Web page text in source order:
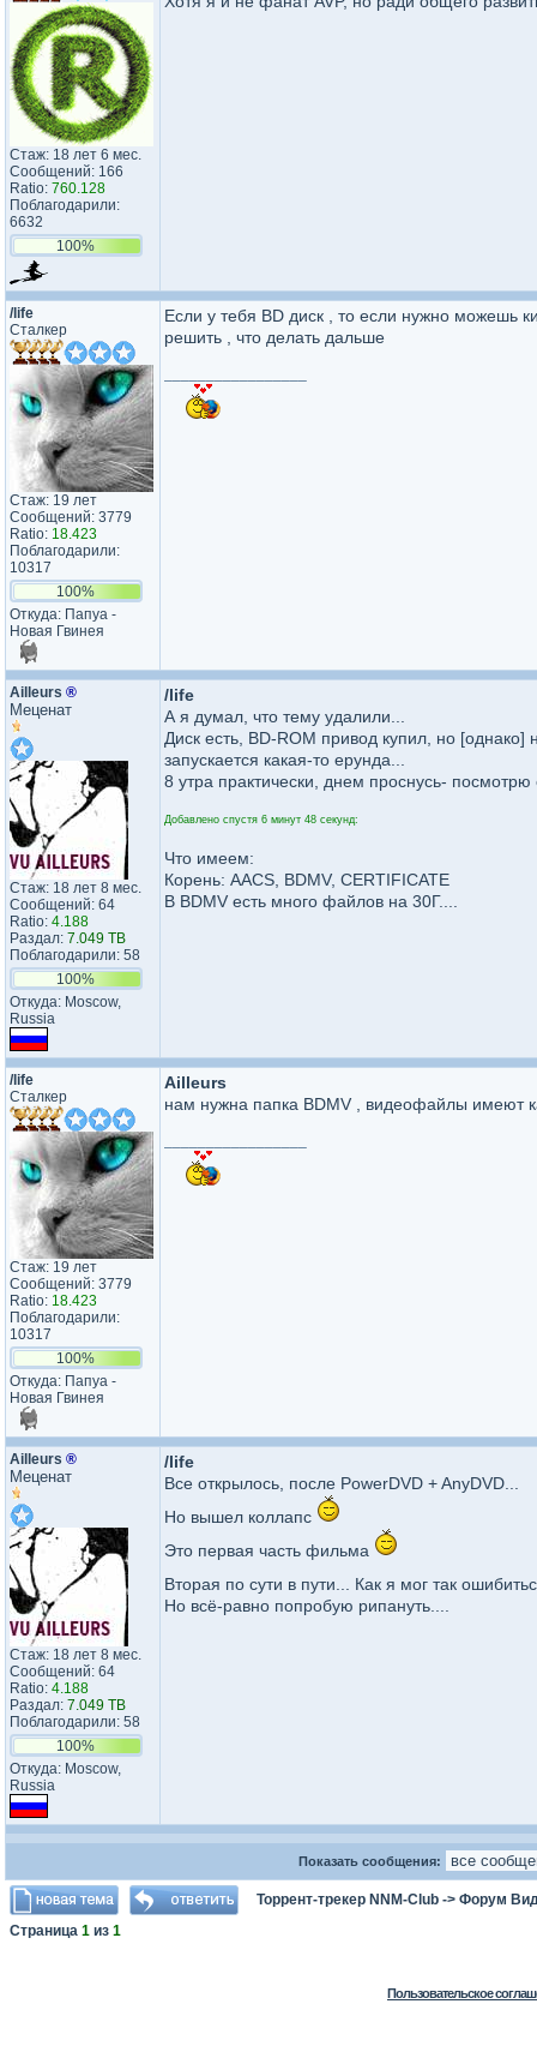
Стаж: 18 лет 6 мес.
Сообщений: 166
Ratio: 760.128
Поблагодарили:
6632
100%
/life
Сталкер
Стаж: 19 лет
Сообщений: 3779
Ratio: 18.423
Поблагодарили:
10317
100%
Откуда: Папуа -
Новая Гвинея
Если у тебя BD диск , то если нужно можешь
решить , что делать дальше
Ailleurs ®
Меценат
Стаж: 18 лет 8 мес.
Сообщений: 64
Ratio: 4.188
Раздал: 7.049 TB
Поблагодарили: 58
100%
Откуда: Moscow,
Russia
/life
А я думал, что тему удалили...
Диск есть, BD-ROM привод купил, но
запускается какая-то ерунда...
8 утра практически, днем проснусь-
Добавлено спустя 6 минут 48 секунд:
Что имеем:
Корень: AACS, BDMV, CERTIFICATE
В BDMV есть много файлов на 30Г....
/life
Сталкер
Стаж: 19 лет
Сообщений: 3779
Ratio: 18.423
Поблагодарили:
10317
100%
Откуда: Папуа -
Новая Гвинея
Ailleurs
нам нужна папка BDMV , видеофайлы имеют
Ailleurs ®
Меценат
Стаж: 18 лет 8 мес.
Сообщений: 64
Ratio: 4.188
Раздал: 7.049 TB
Поблагодарили: 58
100%
Откуда: Moscow,
Russia
/life
Все открылось, после PowerDVD + AnyDVD...
Но вышел коллапс
Это первая часть фильма
Вторая по сути в пути... Как я мог так
Но всё-равно попробую рипануть....
Показать сообщения:
Торрент-трекер NNM-Club -> Форум
Страница 1 из 1
Пользовательское